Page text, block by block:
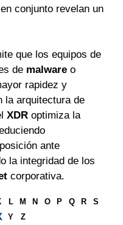
conjunto revelan un
que los equipos de
de malware o
rapidez y
la arquitectura de
XDR optimiza la
ante
la integridad de los
corporativa.
L M N O P Q R
S
Y Z